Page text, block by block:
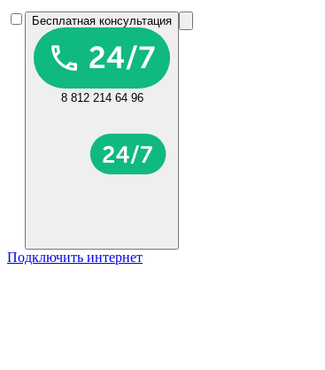
Бесплатная консультация
8 812 214 64 96
Подключить интернет